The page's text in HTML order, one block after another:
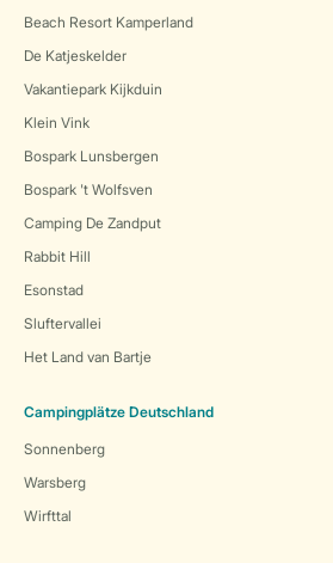
Beach Resort Kamperland
De Katjeskelder
Vakantiepark Kijkduin
Klein Vink
Bospark Lunsbergen
Bospark 't Wolfsven
Camping De Zandput
Rabbit Hill
Esonstad
Sluftervallei
Het Land van Bartje
Campingplätze Deutschland
Sonnenberg
Warsberg
Wirfttal